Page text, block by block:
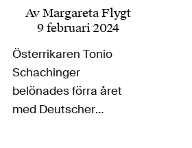
AvMargareta Flygt
9 februari 2024
Österrikaren Tonio
Schachinger
belönades förra året
med Deutscher